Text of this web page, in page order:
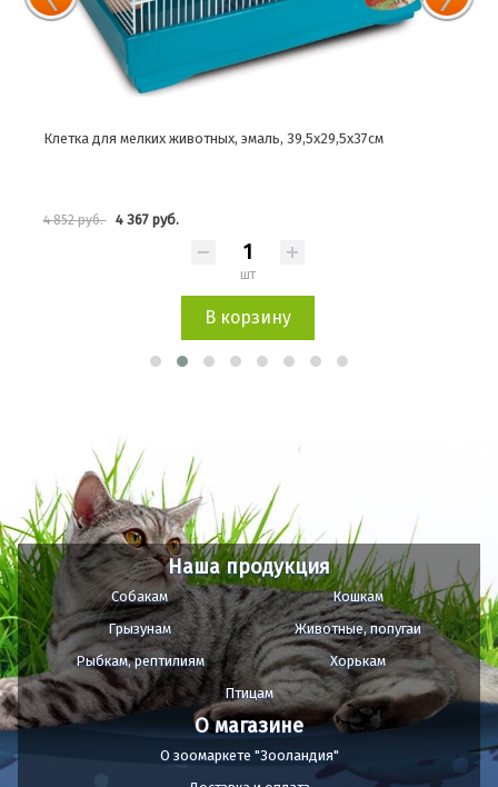
Клетка для мелких животных, эмаль, 39,5х29,5х37см
4 852 руб. 4 367 руб.
шт
В корзину
Наша продукция
Собакам
Кошкам
Грызунам
Животные, попугаи
Рыбкам, рептилиям
Хорькам
Птицам
О магазине
О зоомаркете "Зооландия"